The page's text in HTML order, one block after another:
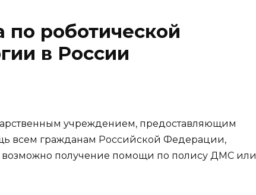
роботической
в России
учреждением, предоставляющим
всем гражданам Российской Федерации,
получение помощи по полису ДМС или